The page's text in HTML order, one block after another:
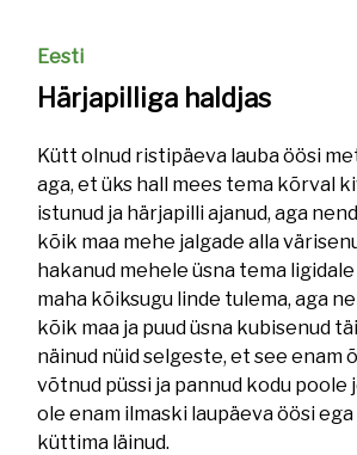
Eesti
Härjapilliga haldjas
Kütt olnud ristipäeva lauba öösi
aga, et üks hall mees tema kõrval
istunud ja härjapilli ajanud, aga
kõik maa mehe jalgade alla
hakanud mehele üsna tema
maha kõiksugu linde tulema, aga
kõik maa ja puud üsna kubisenud
näinud nüid selgeste, et see enam
võtnud püssi ja pannud kodu poole
ole enam ilmaski laupäeva öösi
küttima läinud.